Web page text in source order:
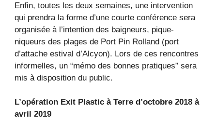
Enfin, toutes les deux semaines, une intervention
qui prendra la forme d’une courte conférence sera
organisée à l’intention des baigneurs, pique-
niqueurs des plages de Port Pin Rolland (port
d’attache estival d’Alcyon). Lors de ces rencontres
informelles, un “mémo des bonnes pratiques” sera
mis à disposition du public.
L’opération Exit Plastic à Terre d’octobre 2018 à
avril 2019